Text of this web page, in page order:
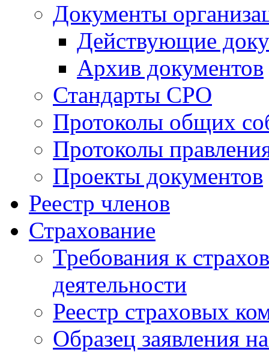
Документы
Действующие
Архив документов
Стандарты СРО
Протоколы общих
Протоколы
Проекты документов
Реестр членов
Страхование
Требования к
деятельности
Реестр страховых
Образец заявления